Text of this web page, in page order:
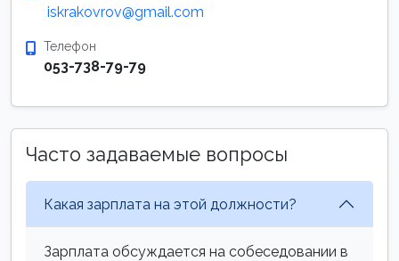
iskrakovrov@gmail.com
Телефон
053-738-79-79
Часто задаваемые вопросы
Какая зарплата на этой должности?
Зарплата обсуждается на собеседовании в